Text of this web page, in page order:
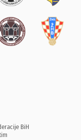
BiH